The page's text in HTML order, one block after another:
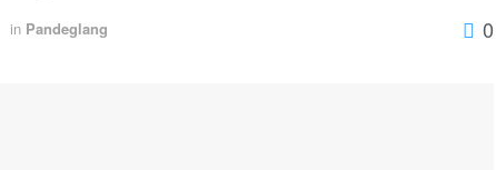
in Pandeglang 0